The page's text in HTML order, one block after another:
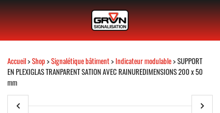
Accueil>Shop>Signalétique bâtiment>Indicateur modulable> SUPPORT
EN PLEXIGLAS TRANPARENT SATION AVEC RAINUREDIMENSIONS 200 x 50
mm